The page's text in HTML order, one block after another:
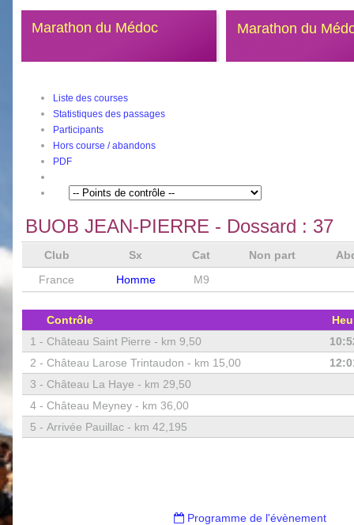
Marathon du Médoc Marathon du
Liste des courses
Statistiques des passages
Participants
Hors course / abandons
PDF
BUOB JEAN-PIERRE - Dossard : 37
Club Sx Cat Non part
France
Homme M9
Contrôle
1 - Château Saint Pierre - km 9,50
2 - Château Larose Trintaudon - km 15,00
3 - Château La Haye - km 29,50
4 - Château Meyney - km 36,00
5 - Arrivée Pauillac - km 42,195
Programme de l'évènement